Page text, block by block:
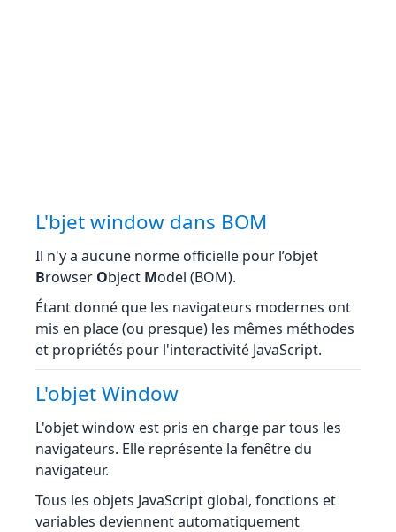
L'bjet window dans BOM
Il n'y a aucune norme officielle pour l’objet
Browser Object Model (BOM).
Étant donné que les navigateurs modernes ont
mis en place (ou presque) les mêmes méthodes
et propriétés pour l'interactivité JavaScript.
L'objet Window
L'objet window est pris en charge par tous les
navigateurs. Elle représente la fenêtre du
navigateur.
Tous les objets JavaScript global, fonctions et
variables deviennent automatiquement